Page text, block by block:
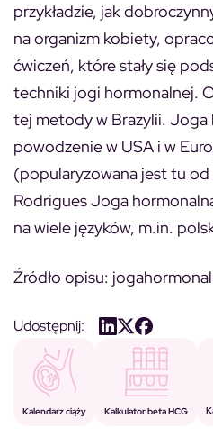
przykładzie, jak
na organizm kobiety,
ćwiczeń, które stały się
techniki jogi hormonalnej.
tej metody w Brazylii. Joga
powodzenie w USA i w
(popularyzowana jest tu od
RodriguesJoga
na wiele języków, m.in.
Źródło opisu:
Udostępnij:
Kalendarz ciąży Kalkulator beta HCG